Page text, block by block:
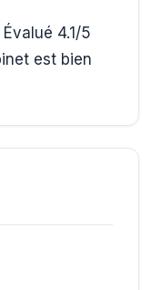
4.1/5
est bien